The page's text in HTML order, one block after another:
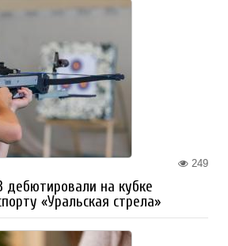
249
дебютировали на кубке
«Уральская стрела»